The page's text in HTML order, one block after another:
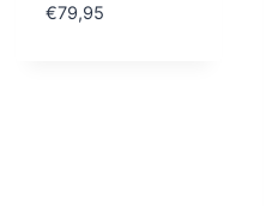
€79,95